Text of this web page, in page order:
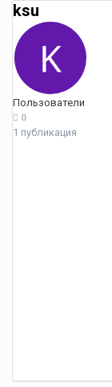
ksu
Пользователи
0
1 публикация